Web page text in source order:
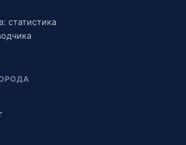
статистика